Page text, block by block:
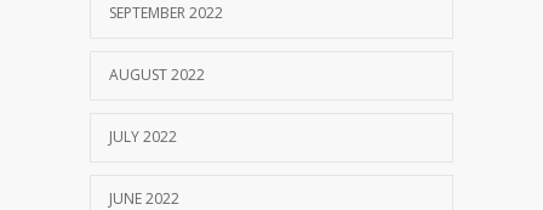
SEPTEMBER 2022
AUGUST 2022
JULY 2022
JUNE 2022